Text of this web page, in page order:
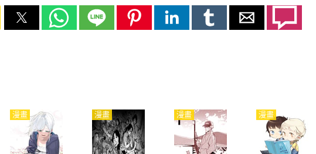
漫畫 漫畫 漫畫 漫畫